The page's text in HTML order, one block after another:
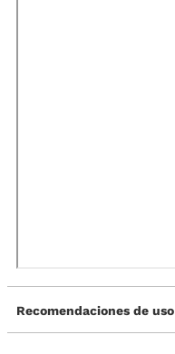
Recomendaciones de uso